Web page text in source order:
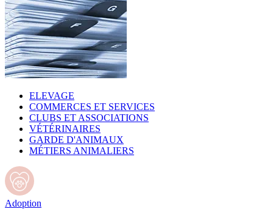
ELEVAGE
COMMERCES ET SERVICES
CLUBS ET ASSOCIATIONS
VÉTÉRINAIRES
GARDE D'ANIMAUX
MÉTIERS ANIMALIERS
Adoption